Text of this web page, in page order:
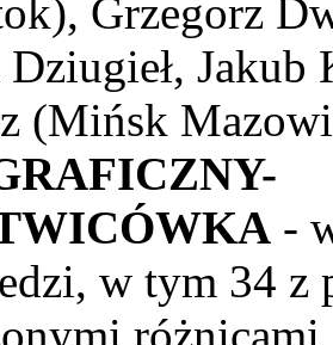
Grzegorz
Jakub
(Mińsk
-
w tym 34 z